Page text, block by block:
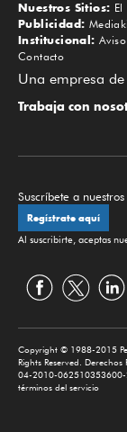
Nuestros Sitios: El
Publicidad:
Institucional:
Contacto
Una empresa
Trabaja con
Suscríbete a nuestros
Regístrate aquí
Al suscribirte, aceptas
Copyright © 1988-2015
Rights Reserved.
04-2010-062510353600-
términos del servicio